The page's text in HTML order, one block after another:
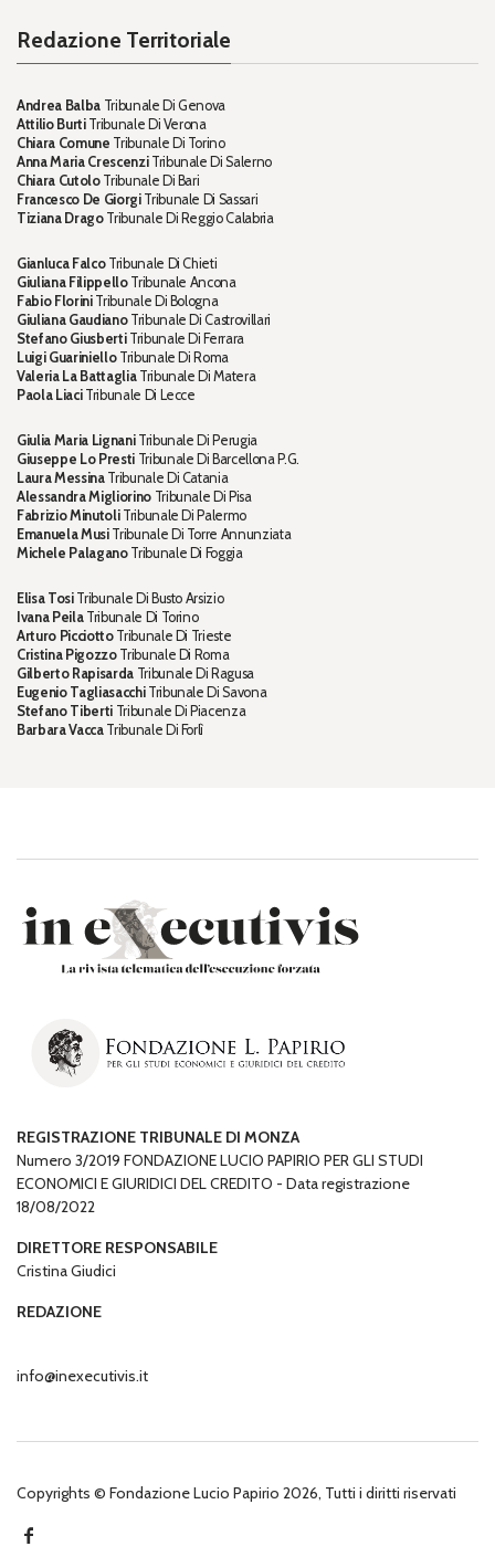
Redazione Territoriale
Andrea BalbaTribunale Di Genova
Attilio BurtiTribunale Di Verona
Chiara Comune Tribunale Di Torino
Anna Maria CrescenziTribunale Di Salerno
Chiara CutoloTribunale Di Bari
Francesco De GiorgiTribunale Di Sassari
Tiziana DragoTribunale Di Reggio Calabria
Gianluca FalcoTribunale Di Chieti
Giuliana FilippelloTribunale Ancona
Fabio FloriniTribunale Di Bologna
Giuliana GaudianoTribunale Di Castrovillari
Stefano GiusbertiTribunale Di Ferrara
Luigi GuarinielloTribunale Di Roma
Valeria La BattagliaTribunale Di Matera
Paola LiaciTribunale Di Lecce
Giulia Maria LignaniTribunale Di Perugia
Giuseppe Lo PrestiTribunale Di Barcellona P.G.
Laura MessinaTribunale Di Catania
Alessandra MigliorinoTribunale Di Pisa
Fabrizio MinutoliTribunale Di Palermo
Emanuela MusiTribunale Di Torre Annunziata
Michele PalaganoTribunale Di Foggia
Elisa TosiTribunale Di Busto Arsizio
Ivana PeilaTribunale Di Torino
Arturo PicciottoTribunale Di Trieste
Cristina PigozzoTribunale Di Roma
Gilberto RapisardaTribunale Di Ragusa
Eugenio TagliasacchiTribunale Di Savona
Stefano TibertiTribunale Di Piacenza
Barbara VaccaTribunale Di Forlì
REGISTRAZIONE TRIBUNALE DI MONZA
Numero 3/2019 FONDAZIONE LUCIO PAPIRIO PER GLI STUDI
ECONOMICI E GIURIDICI DEL CREDITO - Data registrazione
18/08/2022
DIRETTORE RESPONSABILE
Cristina Giudici
REDAZIONE
info@inexecutivis.it
Copyrights © Fondazione Lucio Papirio 2026, Tutti i diritti riservati